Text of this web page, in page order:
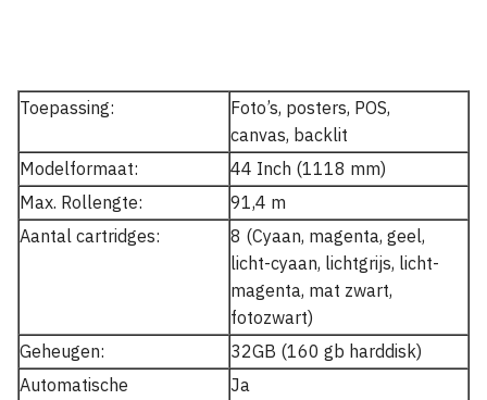
Toepassing:
Foto’s, posters, POS,
canvas, backlit
Modelformaat:
44 Inch (1118 mm)
Max. Rollengte:
91,4 m
Aantal cartridges:
8 (Cyaan, magenta, geel,
licht-cyaan, lichtgrijs, licht-
magenta, mat zwart,
fotozwart)
Geheugen:
32GB (160 gb harddisk)
Automatische
Ja